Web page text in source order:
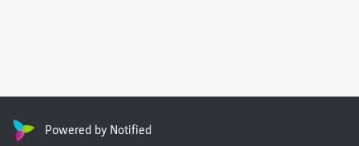
Powered by Notified